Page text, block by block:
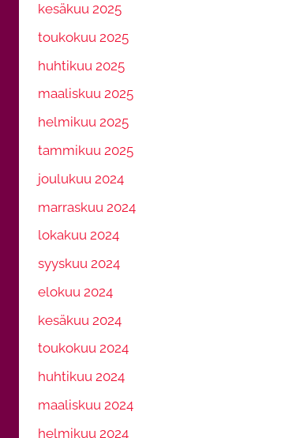
kesäkuu 2025
toukokuu 2025
huhtikuu 2025
maaliskuu 2025
helmikuu 2025
tammikuu 2025
joulukuu 2024
marraskuu 2024
lokakuu 2024
syyskuu 2024
elokuu 2024
kesäkuu 2024
toukokuu 2024
huhtikuu 2024
maaliskuu 2024
helmikuu 2024